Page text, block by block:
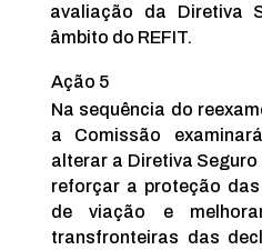
avaliação da Diretiva
âmbito do REFIT.
Ação 5
Na sequência do
a Comissão
alterar a Diretiva
reforçar a proteção
de viação e
transfronteiras das